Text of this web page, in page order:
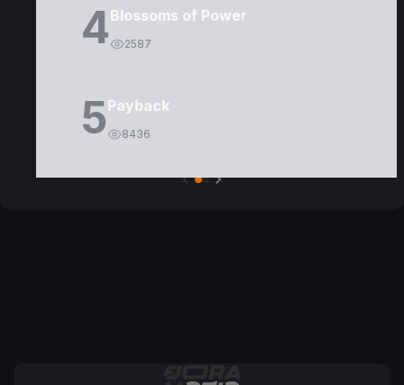
4Blossoms of Power
2587
5Payback
8436